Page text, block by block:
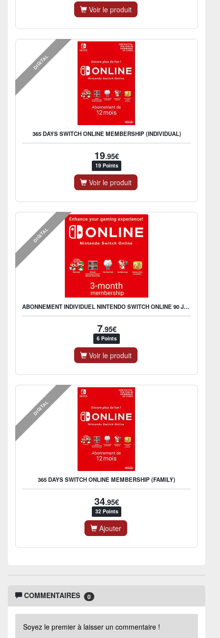
Voir le produit
365 DAYS SWITCH ONLINE MEMBERSHIP (INDIVIDUAL)
19.95€
19 Points
Voir le produit
DIGITAL
ABONNEMENT INDIVIDUEL NINTENDO SWITCH ONLINE 90 JOURS
7.95€
6 Points
Voir le produit
DIGITAL
365 DAYS SWITCH ONLINE MEMBERSHIP (FAMILY)
34.95€
32 Points
Ajouter
DIGITAL
COMMENTAIRES 0
Soyez le premier à laisser un commentaire !